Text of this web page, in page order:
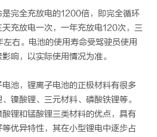
完全充放电的1200倍，即完全循环
充放电一次，一年充放电120次，三
右。电池的使用寿命受驾驶员使用
响，以实际使用情况为准。
池，锂离子电池的正极材料有很多
镍酸锂、三元材料、磷酸铁锂等。
锂和锰酸锂三类材料的优点，具有
优异特性，其在小型锂电中逐步占